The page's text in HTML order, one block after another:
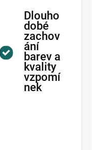
Dlouho
dobé
zachov
ání
barev a
kvality
vzpomí
nek